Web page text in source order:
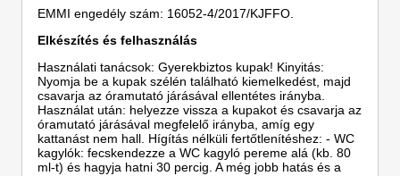
EMMI engedély szám: 16052-4/2017/KJFFO.
Elkészítés és felhasználás
Használati tanácsok: Gyerekbiztos kupak! Kinyitás:
Nyomja be a kupak szélén található kiemelkedést, majd
csavarja az óramutató járásával ellentétes irányba.
Használat után: helyezze vissza a kupakot és csavarja az
óramutató járásával megfelelő irányba, amíg egy
kattanást nem hall. Hígítás nélküli fertőtlenítéshez: - WC
kagylók: fecskendezze a WC kagyló pereme alá (kb. 80
ml-t) és hagyja hatni 30 percig. A még jobb hatás és a